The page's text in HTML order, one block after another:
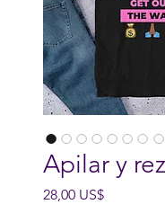
Apilar y
28,00 US$Precio